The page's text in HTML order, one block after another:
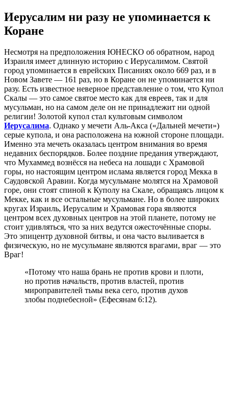
Иерусалим ни разу не упоминается к
Коране
Несмотря на предположения ЮНЕСКО об обратном, народ
Израиля имеет длинную историю с Иерусалимом. Святой
город упоминается в еврейских Писаниях около 669 раз, и в
Новом Завете — 161 раз, но в Коране он не упоминается ни
разу. Есть известное неверное представление о том, что Купол
Скалы — это самое святое место как для евреев, так и для
мусульман, но на самом деле он не принадлежит ни одной
религии! Золотой купол стал культовым символом
Иерусалима. Однако у мечети Аль-Акса («Дальней мечети»)
серые купола, и она расположена на южной стороне площади.
Именно эта мечеть оказалась центром внимания во время
недавних беспорядков. Более поздние предания утверждают,
что Мухаммед вознёсся на небеса на лошади с Храмовой
горы, но настоящим центром ислама является город Мекка в
Саудовской Аравии. Когда мусульмане молятся на Храмовой
горе, они стоят спиной к Куполу на Скале, обращаясь лицом к
Мекке, как и все остальные мусульмане. Но в более широких
кругах Израиль, Иерусалим и Храмовая гора являются
центром всех духовных центров на этой планете, потому не
стоит удивляться, что за них ведутся ожесточённые споры.
Это эпицентр духовной битвы, и она часто выливается в
физическую, но не мусульмане являются врагами, враг — это
Враг!
«Потому что наша брань не против крови и плоти,
но против начальств, против властей, против
мироправителей тьмы века сего, против духов
злобы поднебесной» (Ефесянам 6:12).